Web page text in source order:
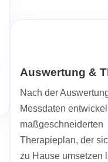
Auswertung &
Nach der
Messdaten
maßgeschneiderten
Therapieplan, der
zu Hause umsetzen